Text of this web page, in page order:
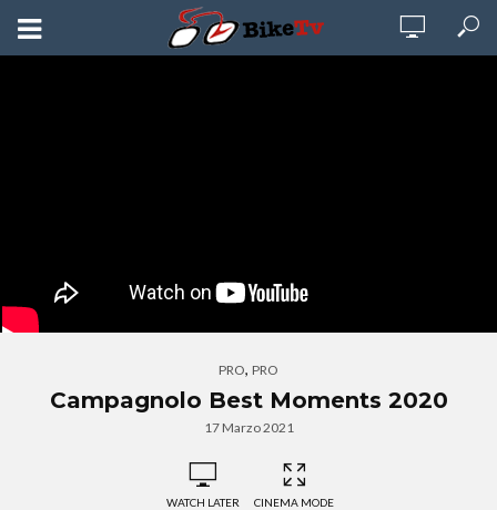
PRO, PRO
Campagnolo Best Moments 2020
17 Marzo 2021
WATCH LATER CINEMA MODE